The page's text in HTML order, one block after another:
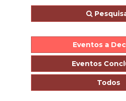
Eventos a
Eventos
Todos